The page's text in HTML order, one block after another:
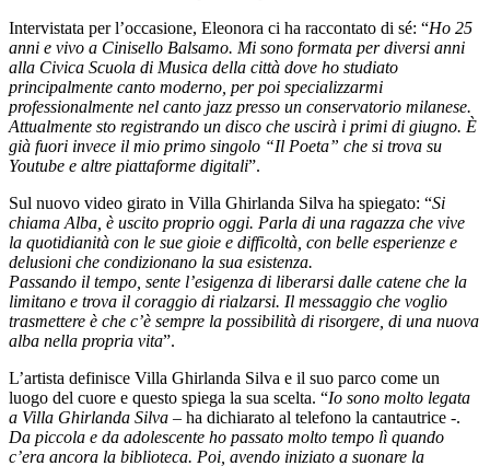
Intervistata per l’occasione, Eleonora ci ha raccontato di sé: “Ho 25
anni e vivo a Cinisello Balsamo. Mi sono formata per diversi anni
alla Civica Scuola di Musica della città dove ho studiato
principalmente canto moderno, per poi specializzarmi
professionalmente nel canto jazz presso un conservatorio milanese.
Attualmente sto registrando un disco che uscirà i primi di giugno. È
già fuori invece il mio primo singolo “Il Poeta” che si trova su
Youtube e altre piattaforme digitali”.
Sul nuovo video girato in Villa Ghirlanda Silva ha spiegato: “Si
chiama Alba, è uscito proprio oggi. Parla di una ragazza che vive
la quotidianità con le sue gioie e difficoltà, con belle esperienze e
delusioni che condizionano la sua esistenza.
Passando il tempo, sente l’esigenza di liberarsi dalle catene che la
limitano e trova il coraggio di rialzarsi. Il messaggio che voglio
trasmettere è che c’è sempre la possibilità di risorgere, di una nuova
alba nella propria vita”.
L’artista definisce Villa Ghirlanda Silva e il suo parco come un
luogo del cuore e questo spiega la sua scelta. “Io sono molto legata
a Villa Ghirlanda Silva – ha dichiarato al telefono la cantautrice -.
Da piccola e da adolescente ho passato molto tempo lì quando
c’era ancora la biblioteca. Poi, avendo iniziato a suonare la